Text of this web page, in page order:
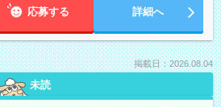
応募する 詳細へ
掲載日：2026.08.04
未読